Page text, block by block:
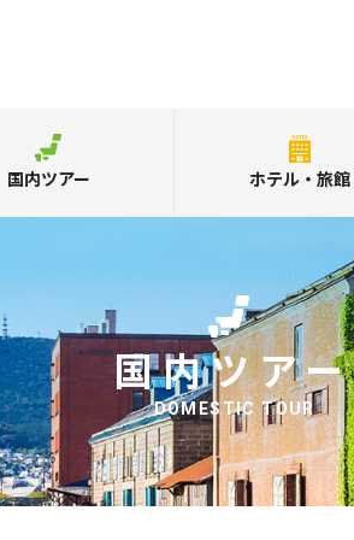
国内ツアー ホテル・旅館
国内ツアー
DOMESTIC TOUR